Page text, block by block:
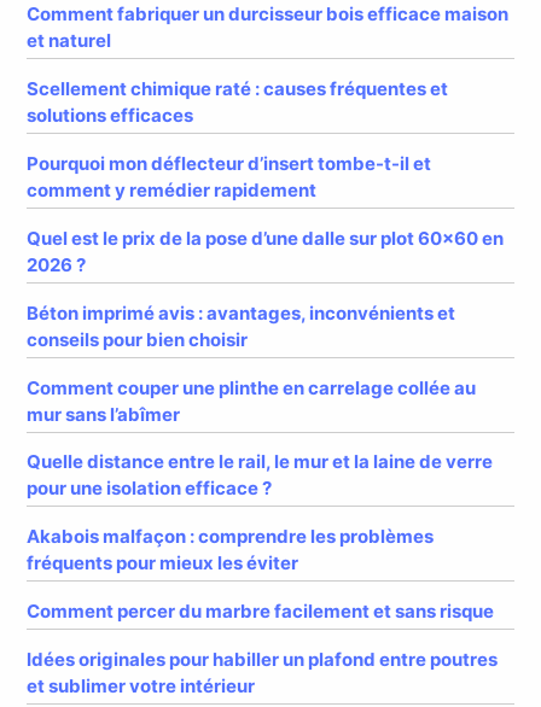
Comment fabriquer un durcisseur bois efficace maison
et naturel
Scellement chimique raté : causes fréquentes et
solutions efficaces
Pourquoi mon déflecteur d’insert tombe-t-il et
comment y remédier rapidement
Quel est le prix de la pose d’une dalle sur plot 60×60 en
2026 ?
Béton imprimé avis : avantages, inconvénients et
conseils pour bien choisir
Comment couper une plinthe en carrelage collée au
mur sans l’abîmer
Quelle distance entre le rail, le mur et la laine de verre
pour une isolation efficace ?
Akabois malfaçon : comprendre les problèmes
fréquents pour mieux les éviter
Comment percer du marbre facilement et sans risque
Idées originales pour habiller un plafond entre poutres
et sublimer votre intérieur